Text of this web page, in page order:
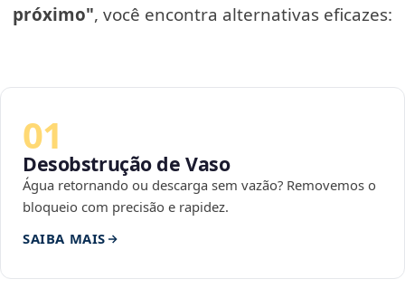
próximo", você encontra alternativas eficazes:
01
Desobstrução de Vaso
Água retornando ou descarga sem vazão? Removemos o
bloqueio com precisão e rapidez.
SAIBA MAIS